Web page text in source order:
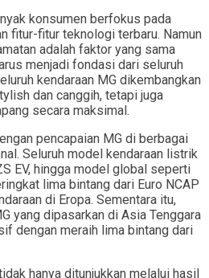
konsumen berfokus pada
fitur-fitur teknologi terbaru. Namun
adalah faktor yang sama
menjadi fondasi dari seluruh
kendaraan MG dikembangkan
dan canggih, tetapi juga
secara maksimal.
pencapaian MG di berbagai
Seluruh model kendaraan listrik
EV, hingga model global seperti
lima bintang dari Euro NCAP
di Eropa. Sementara itu,
yang dipasarkan di Asia Tenggara
dengan meraih lima bintang dari
hanya ditunjukkan melalui hasil